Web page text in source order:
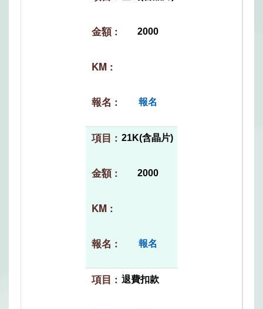
2000
報名
21K(含晶片)
2000
報名
退費扣款